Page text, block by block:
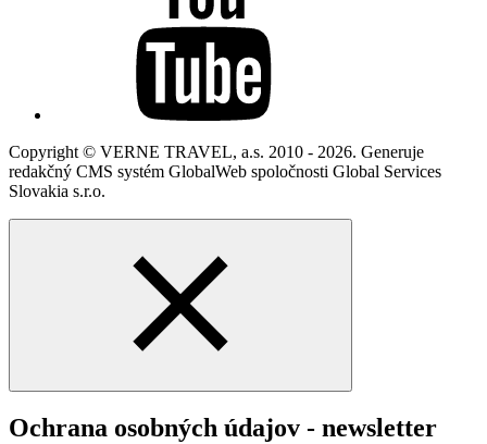
Copyright © VERNE TRAVEL, a.s. 2010 - 2026. Generuje
redakčný CMS systém GlobalWeb spoločnosti Global Services
Slovakia s.r.o.
Ochrana osobných údajov - newsletter